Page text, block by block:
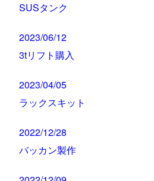
SUSタンク
2023/06/12
3tリフト購入
2023/04/05
ラックスキット
2022/12/28
バッカン製作